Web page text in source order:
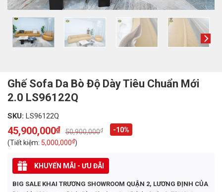
Ghế Sofa Da Bò Độ Dày Tiêu Chuẩn Mới
2.0 LS96122Q
SKU: LS96122Q
50,900,000₫
Original
price
was:
50,900,000₫.
45,900,000₫
Current
price
is:
45,900,000₫.
-10%
(Tiết kiệm: 5,000,000₫)
KHUYẾN MÃI - ƯU ĐÃI
BIG SALE KHAI TRƯƠNG SHOWROOM QUẬN 2, LƯƠNG ĐỊNH CỦA